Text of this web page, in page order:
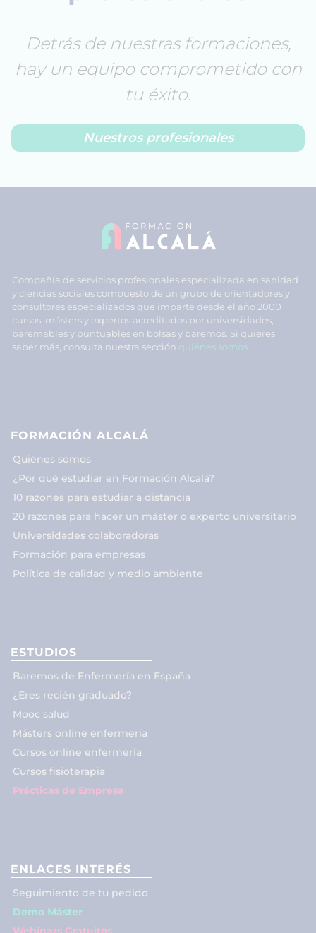
Detrás de nuestras formaciones,
hay un equipo comprometido con
tu éxito.
Nuestros profesionales
Compañía de servicios profesionales especializada en sanidad
y ciencias sociales compuesto de un grupo de orientadores y
consultores especializados que imparte desde el año 2000
cursos, másters y expertos acreditados por universidades,
baremables y puntuables en bolsas y baremos. Si quieres
saber más, consulta nuestra sección quiénes somos
FORMACIÓN ALCALÁ
Quiénes somos
¿Por qué estudiar en Formación Alcalá?
10 razones para estudiar a distancia
20 razones para hacer un máster o experto universitario
Universidades colaboradoras
Formación para empresas
Política de calidad y medio ambiente
ESTUDIOS
Baremos de Enfermería en España
¿Eres recién graduado?
Mooc salud
Másters online enfermería
Cursos online enfermería
Cursos fisioterapia
Prácticas de Empresa
ENLACES INTERÉS
Seguimiento de tu pedido
Demo Máster